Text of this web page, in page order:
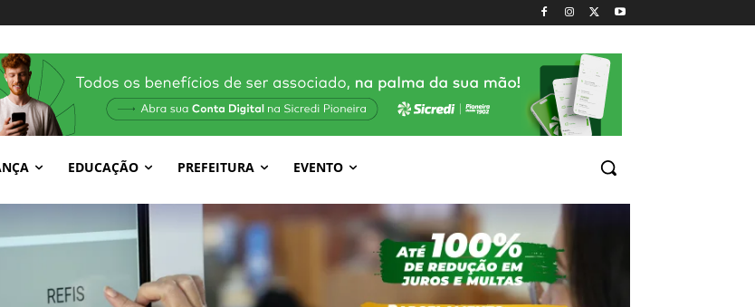
EDUCAÇÃO PREFEITURA EVENTO